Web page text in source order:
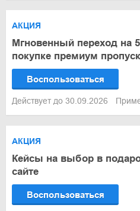
АКЦИЯ
Мгновенный переход на
покупке премиум
Воспользоваться
Действует до 30.09.2026
АКЦИЯ
Кейсы на выбор в
сайте
Воспользоваться